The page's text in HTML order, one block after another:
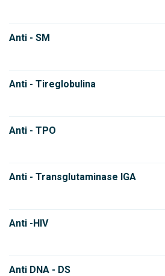
Anti - SM
Anti - Tireglobulina
Anti - TPO
Anti - Transglutaminase IGA
Anti -HIV
Anti DNA - DS